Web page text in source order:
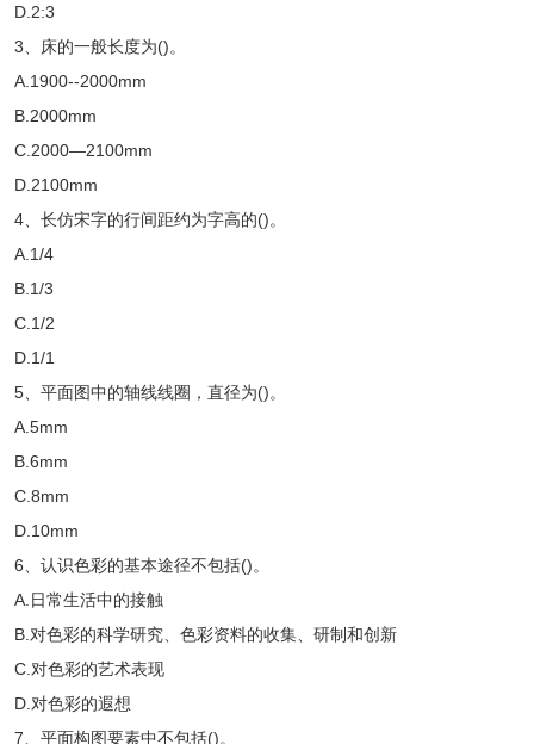
D.2:3
3、床的一般长度为()。
A.1900--2000mm
B.2000mm
C.2000—2100mm
D.2100mm
4、长仿宋字的行间距约为字高的()。
A.1/4
B.1/3
C.1/2
D.1/1
5、平面图中的轴线线圈，直径为()。
A.5mm
B.6mm
C.8mm
D.10mm
6、认识色彩的基本途径不包括()。
A.日常生活中的接触
B.对色彩的科学研究、色彩资料的收集、研制和创新
C.对色彩的艺术表现
D.对色彩的遐想
7、平面构图要素中不包括()。